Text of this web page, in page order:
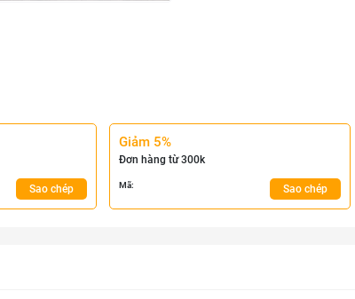
Sao chép
Giảm 5%
Đơn hàng từ 300k
Mã: Sao chép